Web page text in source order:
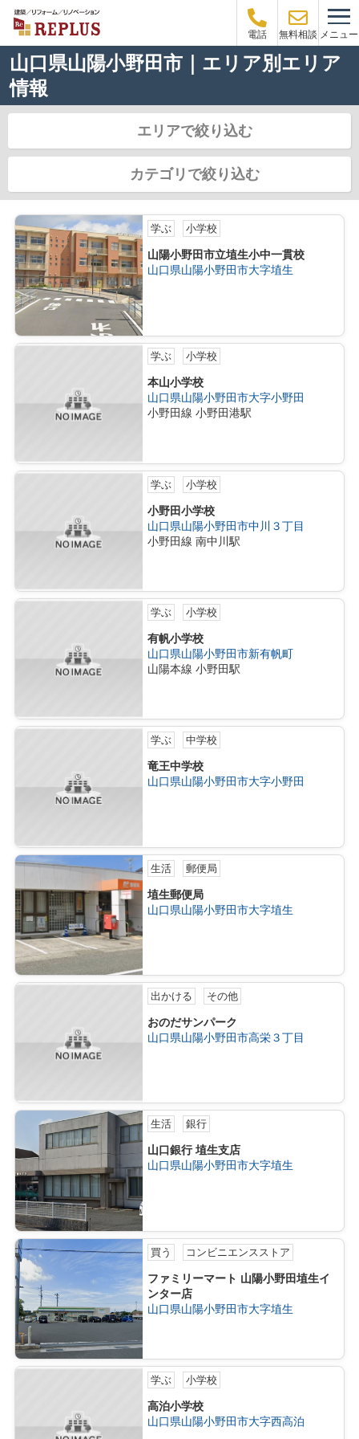
電話 無料相談 メニュー
山口県山陽小野田市｜エリア別エリア
情報
エリアで絞り込む
カテゴリで絞り込む
学ぶ 小学校
山陽小野田市立埴生小中一貫校
山口県山陽小野田市大字埴生
学ぶ 小学校
本山小学校
山口県山陽小野田市大字小野田
小野田線 小野田港駅
学ぶ 小学校
小野田小学校
山口県山陽小野田市中川３丁目
小野田線 南中川駅
学ぶ 小学校
有帆小学校
山口県山陽小野田市新有帆町
山陽本線 小野田駅
学ぶ 中学校
竜王中学校
山口県山陽小野田市大字小野田
生活 郵便局
埴生郵便局
山口県山陽小野田市大字埴生
出かける その他
おのだサンパーク
山口県山陽小野田市高栄３丁目
生活 銀行
山口銀行 埴生支店
山口県山陽小野田市大字埴生
買う コンビニエンスストア
ファミリーマート 山陽小野田埴生イ
ンター店
山口県山陽小野田市大字埴生
学ぶ 小学校
高泊小学校
山口県山陽小野田市大字西高泊